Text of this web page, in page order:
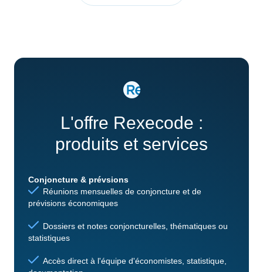
L'offre Rexecode :
produits et services
Conjoncture & prévsions
Réunions mensuelles de conjoncture et de
prévisions économiques
Dossiers et notes conjoncturelles, thématiques ou
statistiques
Accès direct à l'équipe d'économistes, statistique,